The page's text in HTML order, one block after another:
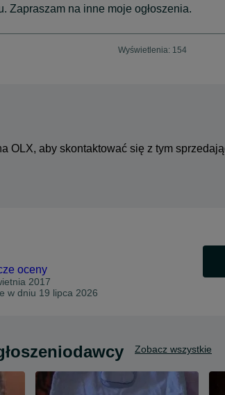
Zapraszam na inne moje ogłoszenia.
Wyświetlenia: 154
OLX, aby skontaktować się z tym
oceny
2017
w dniu 19 lipca 2026
Zobacz wszystkie